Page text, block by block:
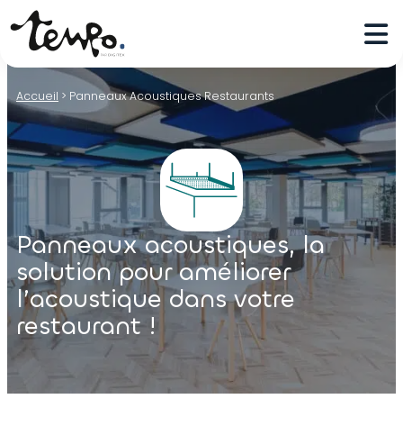
Accueil > Panneaux Acoustiques Restaurants
Panneaux acoustiques, la
solution pour améliorer
l’acoustique dans votre
restaurant !